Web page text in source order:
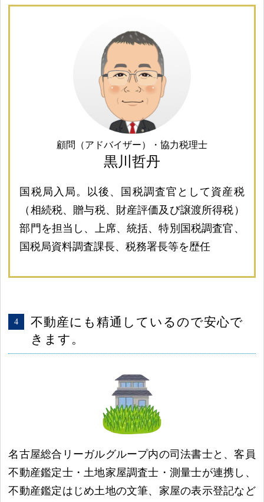
顧問（アドバイザー）・協力税理士
黒川哲丹
国税局入局。以後、国税調査官として資産税
（相続税、贈与税、財産評価及び譲渡所得税）
部門を担当し、上席、統括、特別国税調査官、
国税局資料調査課長、税務署長等を歴任
不動産にも精通しているので安心で
きます。
名古屋総合リーガルグループ内の司法書士と、客員
不動産鑑定士・土地家屋調査士・測量士が連携し、
不動産鑑定はじめ土地の文筆、家屋の表示登記など